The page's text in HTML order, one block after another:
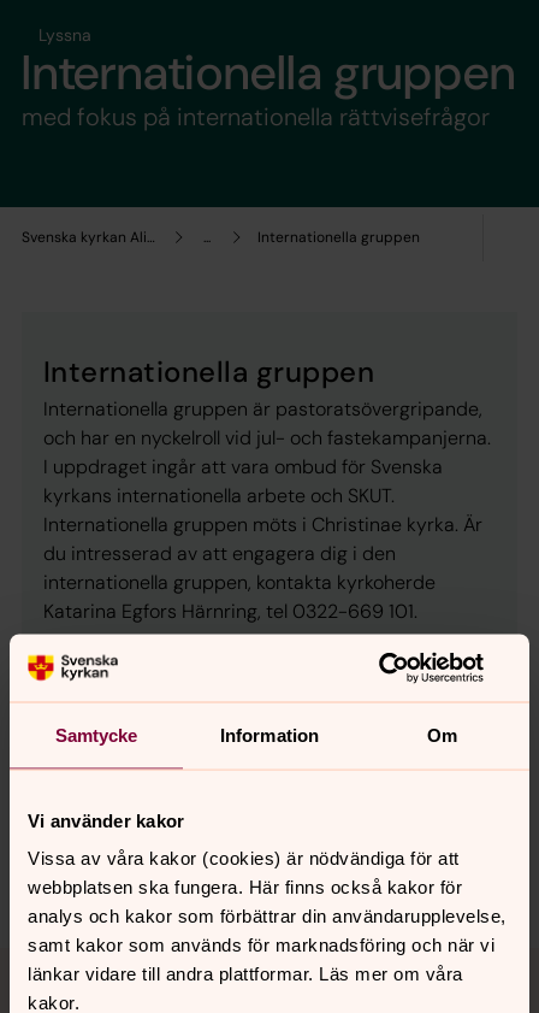
Samtycke Information Om
Vi använder kakor
Vissa av våra kakor (cookies) är nödvändiga för att
webbplatsen ska fungera. Här finns också kakor för
analys och kakor som förbättrar din användarupplevelse,
samt kakor som används för marknadsföring och när vi
länkar vidare till andra plattformar. Läs mer om våra
kakor.
Svenska kyrkan Alingsås ... Internationella gruppen
Lyssna
Internationella gruppen
med fokus på internationella rättvisefrågor
Internationella gruppen
Internationella gruppen är pastoratsövergripande,
och har en nyckelroll vid jul- och fastekampanjerna.
I uppdraget ingår att vara ombud för Svenska
kyrkans internationella arbete och SKUT.
Internationella gruppen möts i Christinae kyrka. Är
du intresserad av att engagera dig i den
internationella gruppen, kontakta kyrkoherde
Katarina Egfors Härnring, tel 0322-669 101.
Synpunkter eller frågor på sidans
alingsas.pastorat@svenskakyrkan.se
Tillbaka till toppen
Tillbaka till innehållet